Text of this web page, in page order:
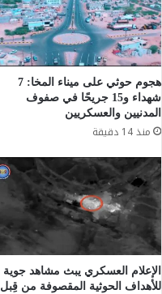
هجوم حوثي على ميناء المخا: 7
شهداء و15 جريحًا في صفوف
المدنيين والعسكريين
منذ 14 دقيقة
الإعلام العسكري يبث مشاهد جوية
للأهداف الحوثية المقصوفة من قِبل